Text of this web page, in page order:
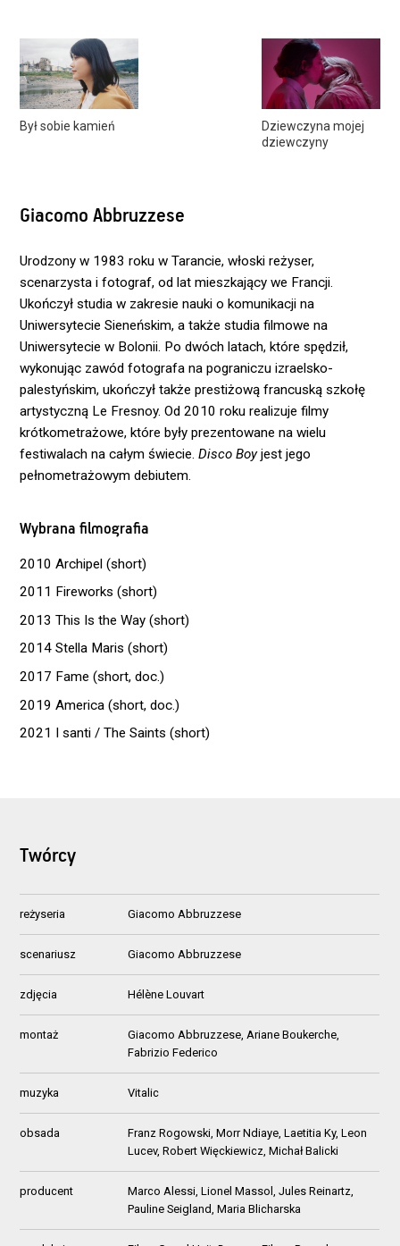
Był sobie kamień
Dziewczyna mojej
dziewczyny
Giacomo Abbruzzese
Urodzony w 1983 roku w Tarancie, włoski reżyser,
scenarzysta i fotograf, od lat mieszkający we Francji.
Ukończył studia w zakresie nauki o komunikacji na
Uniwersytecie Sieneńskim, a także studia filmowe na
Uniwersytecie w Bolonii. Po dwóch latach, które spędził,
wykonując zawód fotografa na pograniczu izraelsko-
palestyńskim, ukończył także prestiżową francuską szkołę
artystyczną Le Fresnoy. Od 2010 roku realizuje filmy
krótkometrażowe, które były prezentowane na wielu
festiwalach na całym świecie.Disco Boyjest jego
pełnometrażowym debiutem.
Wybrana filmografia
2010 Archipel (short)
2011 Fireworks (short)
2013 This Is the Way (short)
2014 Stella Maris (short)
2017 Fame (short, doc.)
2019 America (short, doc.)
2021 I santi / The Saints (short)
Twórcy
reżyseria Giacomo Abbruzzese
scenariusz Giacomo Abbruzzese
zdjęcia Hélène Louvart
montaż
Giacomo Abbruzzese, Ariane Boukerche,
Fabrizio Federico
muzyka Vitalic
obsada
Franz Rogowski, Morr Ndiaye, Laetitia Ky, Leon
Lucev, Robert Więckiewicz, Michał Balicki
producent
Marco Alessi, Lionel Massol, Jules Reinartz,
Pauline Seigland, Maria Blicharska